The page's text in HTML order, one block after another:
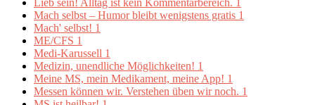
Lieb sein! Alltag ist kein Kommentarbereich. 1
Mach selbst – Humor bleibt wenigstens gratis 1
Mach' selbst! 1
ME/CFS 1
Medi-Karussell 1
Medizin, unendliche Möglichkeiten! 1
Meine MS, mein Medikament, meine App! 1
Messen können wir. Verstehen üben wir noch. 1